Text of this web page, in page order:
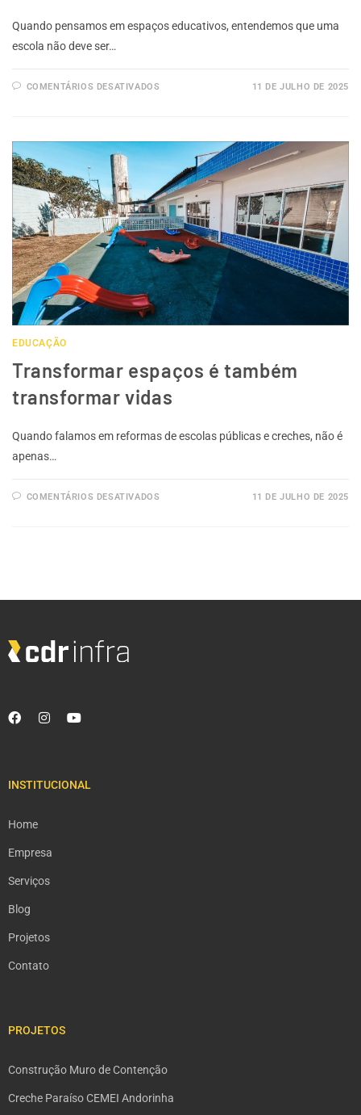
Quando pensamos em espaços educativos, entendemos que uma
escola não deve ser…
COMENTÁRIOS DESATIVADOS 11 DE JULHO DE 2025
EDUCAÇÃO
Transformar espaços é também
transformar vidas
Quando falamos em reformas de escolas públicas e creches, não é
apenas…
COMENTÁRIOS DESATIVADOS 11 DE JULHO DE 2025
INSTITUCIONAL
Home
Empresa
Serviços
Blog
Projetos
Contato
PROJETOS
Construção Muro de Contenção
Creche Paraíso CEMEI Andorinha